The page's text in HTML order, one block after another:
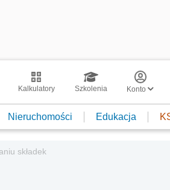
Kalkulatory Szkolenia Konto
Nieruchomości Edukacja
składek